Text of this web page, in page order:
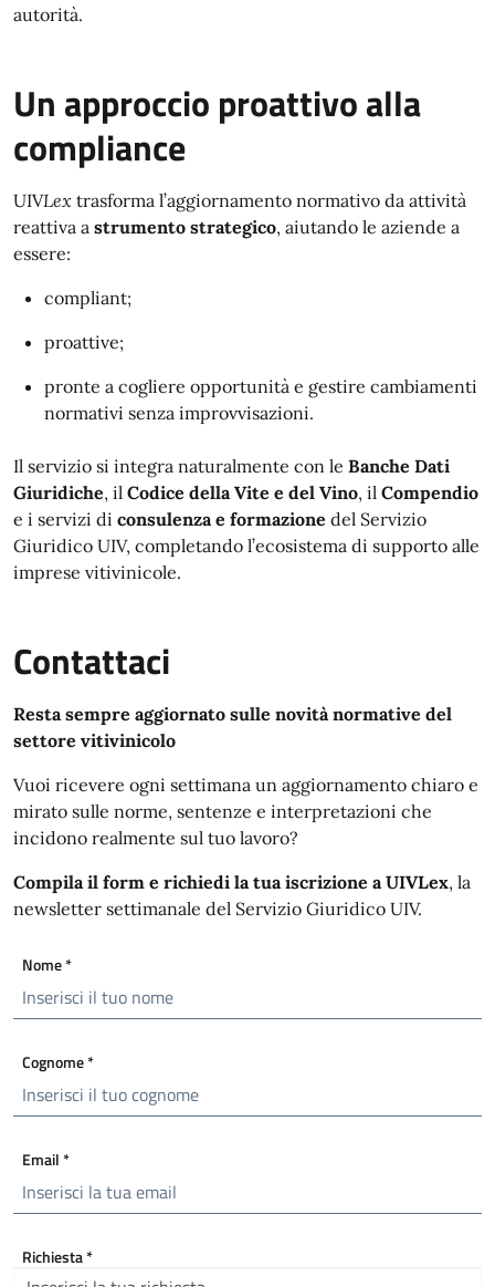
autorità.
Un approccio proattivo alla
compliance
UIVLex trasforma l’aggiornamento normativo da attività
reattiva a strumento strategico, aiutando le aziende a
essere:
compliant;
proattive;
pronte a cogliere opportunità e gestire cambiamenti
normativi senza improvvisazioni.
Il servizio si integra naturalmente con le Banche Dati
Giuridiche, il Codice della Vite e del Vino, il Compendio
e i servizi di consulenza e formazione del Servizio
Giuridico UIV, completando l’ecosistema di supporto alle
imprese vitivinicole.
Contattaci
Resta sempre aggiornato sulle novità normative del
settore vitivinicolo
Vuoi ricevere ogni settimana un aggiornamento chiaro e
mirato sulle norme, sentenze e interpretazioni che
incidono realmente sul tuo lavoro?
Compila il form e richiedi la tua iscrizione a UIVLex, la
newsletter settimanale del Servizio Giuridico UIV.
Nome*
Cognome*
Email*
Richiesta*